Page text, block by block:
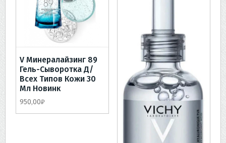
V Минералайзинг 89
Гель-Сыворотка Д/
Всех Типов Кожи 30
Мл Новинк
950,00₽